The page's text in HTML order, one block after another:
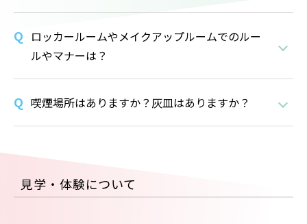
ロッカールームやメイクアップルームでのルー
ルやマナーは？
喫煙場所はありますか？灰皿はありますか？
見学・体験について